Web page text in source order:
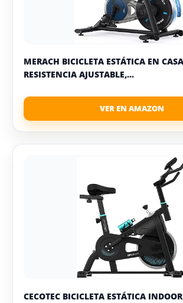
MERACH BICICLETA ESTÁTICA EN
RESISTENCIA AJUSTABLE,...
CECOTEC BICICLETA ESTÁTICA